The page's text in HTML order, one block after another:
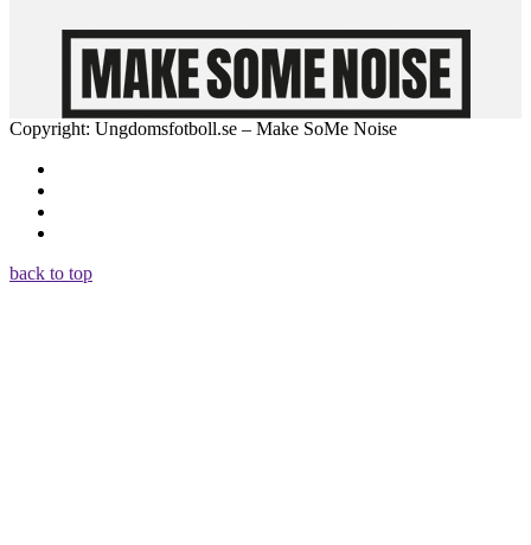
Copyright: Ungdomsfotboll.se – Make SoMe Noise
back to top